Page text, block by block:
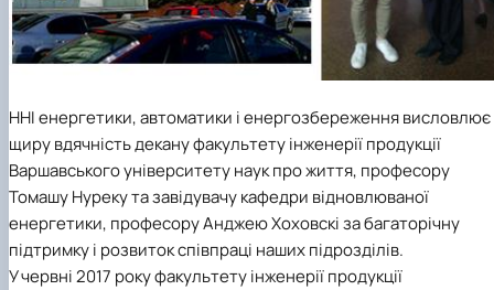
ННІ енергетики, автоматики і енергозбереження висловлює
щиру вдячність декану факультету інженерії продукції
Варшавського університету наук про життя, професору
Томашу Нуреку та завідувачу кафедри відновлюваної
енергетики, професору Анджею Хоховскі за багаторічну
підтримку і розвиток співпраці наших підрозділів.
У червні 2017 року факультету інженерії продукції